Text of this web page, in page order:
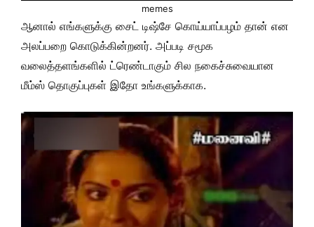
memes
ஆனால் எங்களுக்கு சைட் டிஷ்சே கொய்யாப்பழம் தான் என
அலப்பறை கொடுக்கின்றனர். அப்படி சமூக
வலைத்தளங்களில் ட்ரெண்டாகும் சில நகைச்சுவையான
மீம்ஸ் தொகுப்புகள் இதோ உங்களுக்காக.